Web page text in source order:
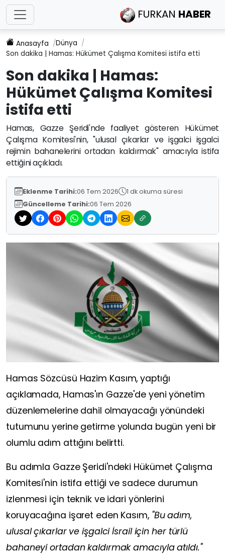
FURKAN HABER
Anasayfa
Dünya
Son dakika | Hamas: Hükümet Çalışma Komitesi istifa etti
Son dakika | Hamas:
Hükümet Çalışma Komitesi
istifa etti
Hamas, Gazze Şeridi'nde faaliyet gösteren Hükümet
Çalışma Komitesi'nin, "ulusal çıkarlar ve işgalci işgalci
rejimin bahanelerini ortadan kaldırmak" amacıyla istifa
ettiğini açıkladı.
Eklenme Tarihi:06 Tem 2026
1 dk okuma süresi
Güncelleme Tarihi:06 Tem 2026
Hamas Sözcüsü Hazim Kasım, yaptığı
açıklamada, Hamas'ın Gazze'de yeni yönetim
düzenlemelerine dahil olmayacağı yönündeki
tutumunu yerine getirme yolunda bugün yeni bir
olumlu adım attığını belirtti.
Bu adımla Gazze Şeridi'ndeki Hükümet Çalışma
Komitesi'nin istifa ettiği ve sadece durumun
izlenmesi için teknik ve idari yönlerini
koruyacağına işaret eden Kasım, "Bu adım,
ulusal çıkarlar ve işgalci İsrail için her türlü
bahaneyi ortadan kaldırmak amacıyla atıldı."